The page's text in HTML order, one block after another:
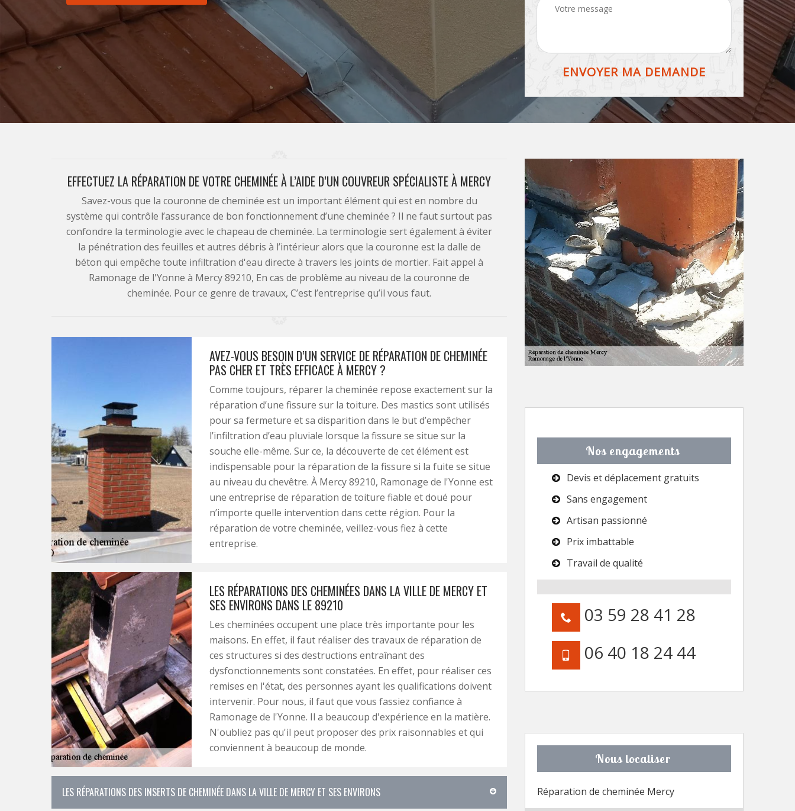
EFFECTUEZ LA RÉPARATION DE VOTRE CHEMINÉE À L’AIDE D’UN COUVREUR SPÉCIALISTE À MERCY
Savez-vous que la couronne de cheminée est un important élément qui est en nombre du
système qui contrôle l’assurance de bon fonctionnement d’une cheminée ? Il ne faut surtout pas
confondre la terminologie avec le chapeau de cheminée. La terminologie sert également à éviter
la pénétration des feuilles et autres débris à l’intérieur alors que la couronne est la dalle de
béton qui empêche toute infiltration d'eau directe à travers les joints de mortier. Fait appel à
Ramonage de l'Yonne à Mercy 89210, En cas de problème au niveau de la couronne de
cheminée. Pour ce genre de travaux, C’est l’entreprise qu’il vous faut.
AVEZ-VOUS BESOIN D’UN SERVICE DE RÉPARATION DE CHEMINÉE
PAS CHER ET TRÈS EFFICACE À MERCY ?
Comme toujours, réparer la cheminée repose exactement sur la
réparation d’une fissure sur la toiture. Des mastics sont utilisés
pour sa fermeture et sa disparition dans le but d’empêcher
l’infiltration d’eau pluviale lorsque la fissure se situe sur la
souche elle-même. Sur ce, la découverte de cet élément est
indispensable pour la réparation de la fissure si la fuite se situe
au niveau du chevêtre. À Mercy 89210, Ramonage de l'Yonne est
une entreprise de réparation de toiture fiable et doué pour
n’importe quelle intervention dans cette région. Pour la
réparation de votre cheminée, veillez-vous fiez à cette
entreprise.
LES RÉPARATIONS DES CHEMINÉES DANS LA VILLE DE MERCY ET
SES ENVIRONS DANS LE 89210
Les cheminées occupent une place très importante pour les
maisons. En effet, il faut réaliser des travaux de réparation de
ces structures si des destructions entraînant des
dysfonctionnements sont constatées. En effet, pour réaliser ces
remises en l'état, des personnes ayant les qualifications doivent
intervenir. Pour nous, il faut que vous fassiez confiance à
Ramonage de l'Yonne. Il a beaucoup d'expérience en la matière.
N'oubliez pas qu'il peut proposer des prix raisonnables et qui
conviennent à beaucoup de monde.
LES RÉPARATIONS DES INSERTS DE CHEMINÉE DANS LA VILLE DE MERCY ET SES ENVIRONS
Nos engagements
Devis et déplacement gratuits
Sans engagement
Artisan passionné
Prix imbattable
Travail de qualité
03 59 28 41 28
06 40 18 24 44
Nous localiser
Réparation de cheminée Mercy